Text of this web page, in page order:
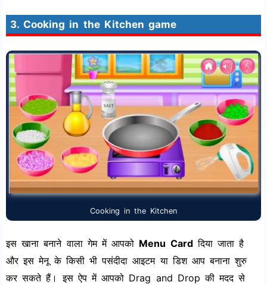
3. Cooking in the Kitchen game
Cooking in the Kitchen
इस खाना बनाने वाला गेम में आपको Menu Cardदिया जाता है
और इस मेनू के किसी भी पसंदीदा आइटम या डिश आप बनाना शुरु
कर सकते हैं। इस ऐप में आपको Drag and Drop की मदद से